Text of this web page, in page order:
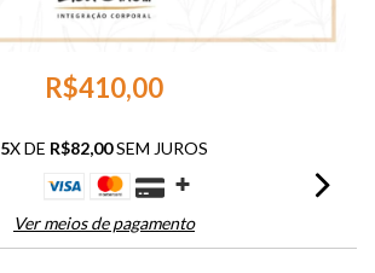
R$410,00
5X DE R$82,00SEM JUROS
Ver meios de pagamento